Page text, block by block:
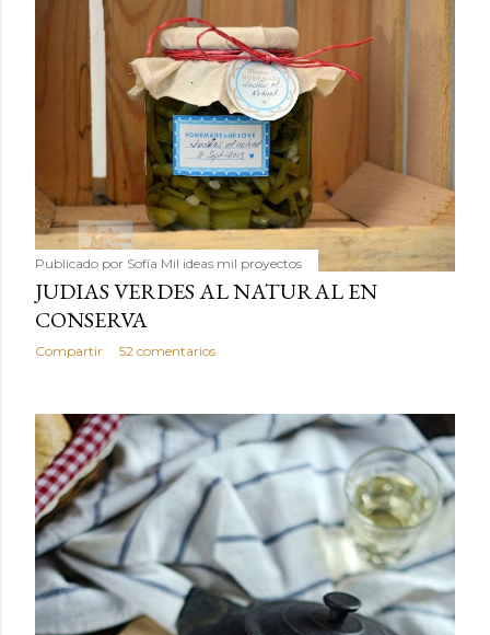
Publicado por Sofía Mil ideas mil proyectos
JUDIAS VERDES AL NATURAL EN
CONSERVA
Compartir 52 comentarios